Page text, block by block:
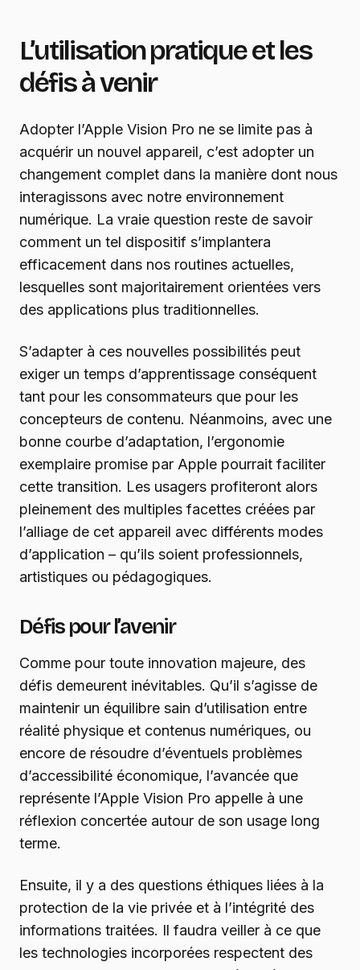
L’utilisation pratique et les
défis à venir
Adopter l’Apple Vision Pro ne se limite pas à
acquérir un nouvel appareil, c’est adopter un
changement complet dans la manière dont nous
interagissons avec notre environnement
numérique. La vraie question reste de savoir
comment un tel dispositif s’implantera
efficacement dans nos routines actuelles,
lesquelles sont majoritairement orientées vers
des applications plus traditionnelles.
S’adapter à ces nouvelles possibilités peut
exiger un temps d’apprentissage conséquent
tant pour les consommateurs que pour les
concepteurs de contenu. Néanmoins, avec une
bonne courbe d’adaptation, l’ergonomie
exemplaire promise par Apple pourrait faciliter
cette transition. Les usagers profiteront alors
pleinement des multiples facettes créées par
l’alliage de cet appareil avec différents modes
d’application – qu’ils soient professionnels,
artistiques ou pédagogiques.
Défis pour l’avenir
Comme pour toute innovation majeure, des
défis demeurent inévitables. Qu’il s’agisse de
maintenir un équilibre sain d’utilisation entre
réalité physique et contenus numériques, ou
encore de résoudre d’éventuels problèmes
d’accessibilité économique, l’avancée que
représente l’Apple Vision Pro appelle à une
réflexion concertée autour de son usage long
terme.
Ensuite, il y a des questions éthiques liées à la
protection de la vie privée et à l’intégrité des
informations traitées. Il faudra veiller à ce que
les technologies incorporées respectent des